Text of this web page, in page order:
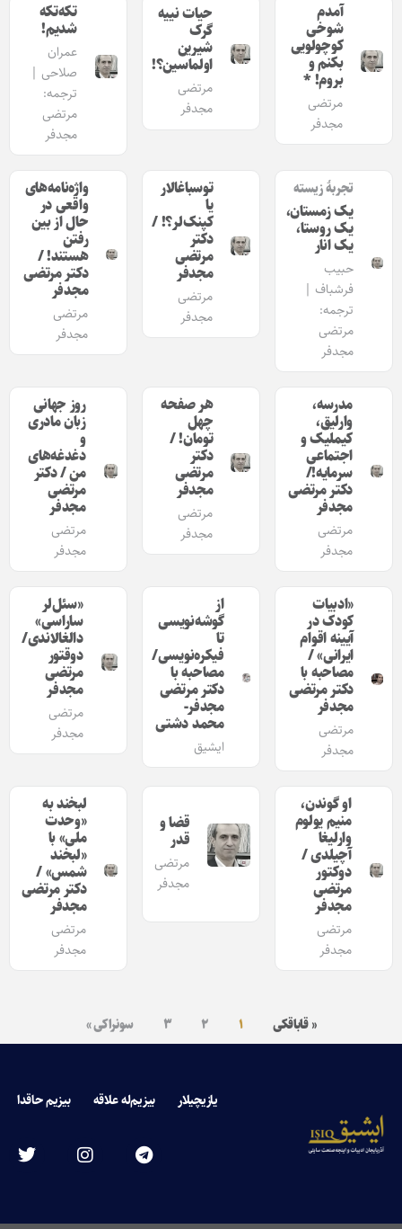
آمدم
شوخی
کوچولویی
بکنم و
بروم! *
مرتضی
مجدفر
حیات نییه
گرک
شیرین
اولماسین؟!
مرتضی
مجدفر
تکه‌تکه
شدیم!
عمران
صلاحی |
ترجمه:
مرتضی
مجدفر
تجربۀ زیسته
یک زمستان،
یک روستا،
یک انار
حبیب
فرشباف |
ترجمه:
مرتضی
مجدفر
توسباغالار
یا
کپنک‌لر؟! /
دکتر
مرتضی
مجدفر
مرتضی
مجدفر
واژه‌نامه‌های
واقعی در
حال از بین
رفتن
هستند! /
دکتر مرتضی
مجدفر
مرتضی
مجدفر
مدرسه،
وارلیق،
کیملیک و
اجتماعی
سرمایه!/
دکتر مرتضی
مجدفر
مرتضی
مجدفر
هر صفحه
چهل
تومان! /
دکتر
مرتضی
مجدفر
مرتضی
مجدفر
روز جهانی
زبان مادری
و
دغدغه‌های
من / دکتر
مرتضی
مجدفر
مرتضی
مجدفر
«ادبیات
کودک در
آیینه اقوام
ایرانی» /
مصاحبه با
دکتر مرتضی
مجدفر
مرتضی
مجدفر
از
گوشه‌نویسی
تا
فیکره‌نویسی/
مصاحبه با
دکتر مرتضی
مجدفر-
محمد دشتی
ایشیق
«سئل‌لر
ساراسی»
دالغالاندی/
دوقتور
مرتضی
مجدفر
مرتضی
مجدفر
او گوندن،
منیم یولوم
وارلیغا
آچیلدی /
دوکتور
مرتضی
مجدفر
مرتضی
مجدفر
قضا و
قدر
مرتضی
مجدفر
لبخند به
«وحدت
ملی» با
«لبخند
شمس» /
دکتر مرتضی
مجدفر
مرتضی
مجدفر
« قاباقکی ۱ ۲ ۳ سونراکی »
یازیچیلار بیزیم‌له علاقه بیزیم حاقدا